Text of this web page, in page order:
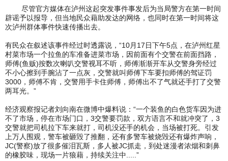
尽管官方媒体在泸州这起突发事件事发后为当局警方在第一时间
辟谣予以报导，但当地民众藉助发达的网络，也同时在第一时间将这
次泸州群体事件快速传播出去。
有民众在叙述该事件经过时透露说，“10月17日下午5点，在泸州红星
村菜市场一个拉鱼的车准备进菜市场，因前面有个交警在前面挡路，
师傅(鱼贩)按数次喇叭交警视耳不听，师傅渐渐开车从交警身旁经过
不小心擦到手腕沾了一点灰，交警就叫师傅下车要扣师傅的驾证罚
3000，师傅不肯，交警用手卡住师傅，师傅出不了气就还手打了交警
两耳光。”
经济观察报记者刘向南在微博中爆料说：“一个装鱼的白色货车因为进
不了市场，停在市场门口，3交警要罚款，双方语言不和就冲突了，3
交警就把司机拉下车来就打，司机没还手的机会，当场被打死。引发
上万人围观，警车被砸毁了推翻，还有多警车被烧毁还有爆炸声响，
JC(警察)放了很多催泪瓦斯，多人被JC抓走，到处迷漫者浓烟和刺鼻
的橡胶味，现场一片狼藉，持续关注中.....”